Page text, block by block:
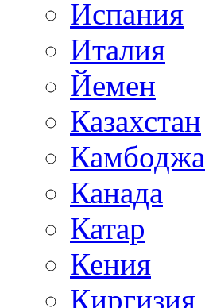
Испания
Италия
Йемен
Казахстан
Камбоджа
Канада
Катар
Кения
Киргизия